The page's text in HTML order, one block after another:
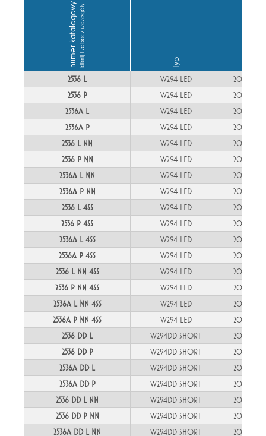
numer katalogowykliknij i zobacz szczegóły typ
2536 L W294 LED
200cm
2536 P
W294 LED
200cm
2536A L
W294 LED
200cm
2536A P
W294 LED
200cm
2536 L NN
W294 LED
200cm
2536 P NN
W294 LED
200cm
2536A L NN
W294 LED
200cm
2536A P NN
W294 LED
200cm
2536 L 4SS
W294 LED
200cm
2536 P 4SS
W294 LED
200cm
2536A L 4SS
W294 LED
200cm
2536A P 4SS
W294 LED
200cm
2536 L NN 4SS
W294 LED
200cm
2536 P NN 4SS
W294 LED
200cm
2536A L NN 4SS
W294 LED
200cm
2536A P NN 4SS
W294 LED
200cm
2536 DD L
W294DD SHORT
200cm
2536 DD P
W294DD SHORT
200cm
2536A DD L
W294DD SHORT
200cm
2536A DD P
W294DD SHORT
200cm
2536 DD L NN
W294DD SHORT
200cm
2536 DD P NN
W294DD SHORT
200cm
2536A DD L NN
W294DD SHORT 200cm